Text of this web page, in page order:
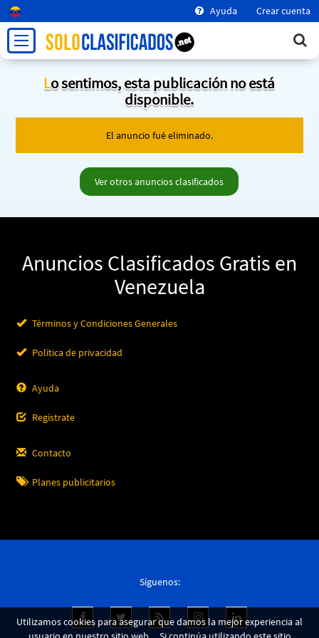
Ayuda Crear cuenta
Lo sentimos, esta publicación no está
disponible.
El anuncio fué eliminado.
Ver otros anuncios clasificados
Anuncios Clasificados Gratis en
Venezuela
Términos y Condiciones Generales
Política de privacidad
Ayuda
Regístrate
Contacto
Planes publicitarios
Síguenos:
Utilizamos cookies para asegurar que damos la mejor experiencia al